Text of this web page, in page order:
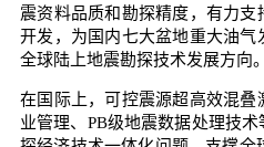
震资料品质和勘探精度，有力
开发，为国内七大盆地重大油气
全球陆上地震勘探技术发展方向。
在国际上，可控震源超高效混
业管理、PB级地震数据处理技